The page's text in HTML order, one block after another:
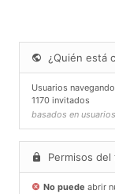
¿Quién está
Usuarios
1170 invitados
basados en
Permisos del
No puede abrir